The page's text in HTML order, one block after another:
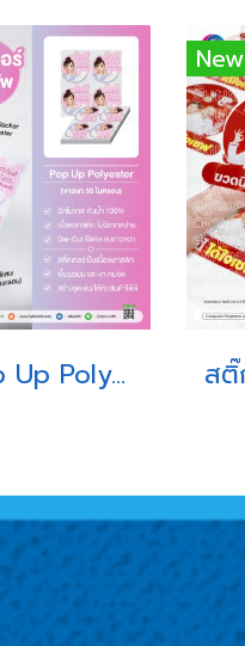
Sticker Pop Up Polyester Die-Cut พิเศษ (ขาวเงา 50 ไมครอน)
New